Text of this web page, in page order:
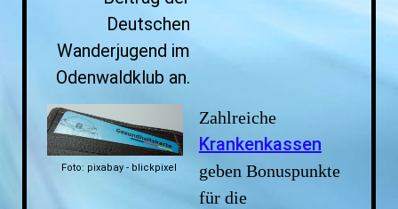
Deutschen
Wanderjugend im
Odenwaldklub an.
Foto: pixabay - blickpixel
Zahlreiche
Krankenkassen
geben Bonuspunkte
für die